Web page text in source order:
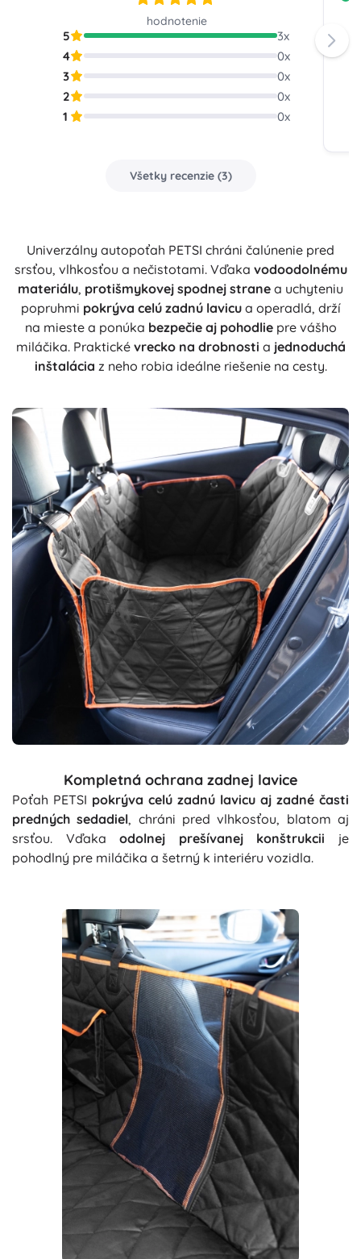
hodnotenie
5 3x
4
0x
3
0x
2
0x
1
0x
Všetky recenzie(3)
Univerzálny autopoťah PETSI chráni čalúnenie pred
srsťou, vlhkosťou a nečistotami. Vďaka vodoodolnému
materiálu, protišmykovej spodnej strane a uchyteniu
popruhmi pokrýva celú zadnú lavicua operadlá, drží
na mieste a ponúka bezpečie aj pohodliepre vášho
miláčika. Praktické vrecko na drobnosti a jednoduchá
inštalácia z neho robia ideálne riešenie na cesty.
Kompletná ochrana zadnej lavice
Poťah PETSI pokrýva celú zadnú lavicu aj zadné časti
predných sedadiel, chráni pred vlhkosťou, blatom aj
srsťou. Vďakaodolnej prešívanej konštrukcii je
pohodlný pre miláčika a šetrný k interiéru vozidla.